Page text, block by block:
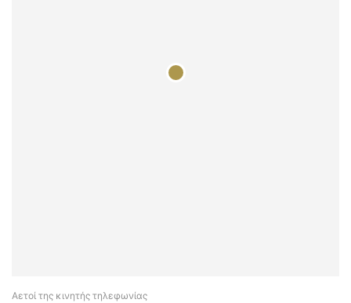
Αετοί της κινητής τηλεφωνίας